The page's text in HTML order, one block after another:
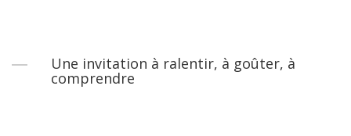
Une invitation à ralentir, à goûter, à
comprendre